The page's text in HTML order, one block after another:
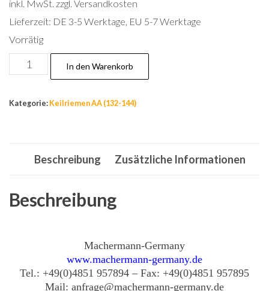
inkl. MwSt. zzgl. Versandkosten
Lieferzeit: DE 3-5 Werktage, EU 5-7 Werktage
Vorrätig
Nr.136
AA85
13x2159
2222,Li:
In den Warenkorb
Kategorie: Keilriemen AA (132-144)
Beschreibung Zusätzliche Informationen
Beschreibung
Machermann-Germany
www.machermann-germany.de
Tel.: +49(0)4851 957894 – Fax: +49(0)4851 957895
Mail: anfrage@machermann-germany.de